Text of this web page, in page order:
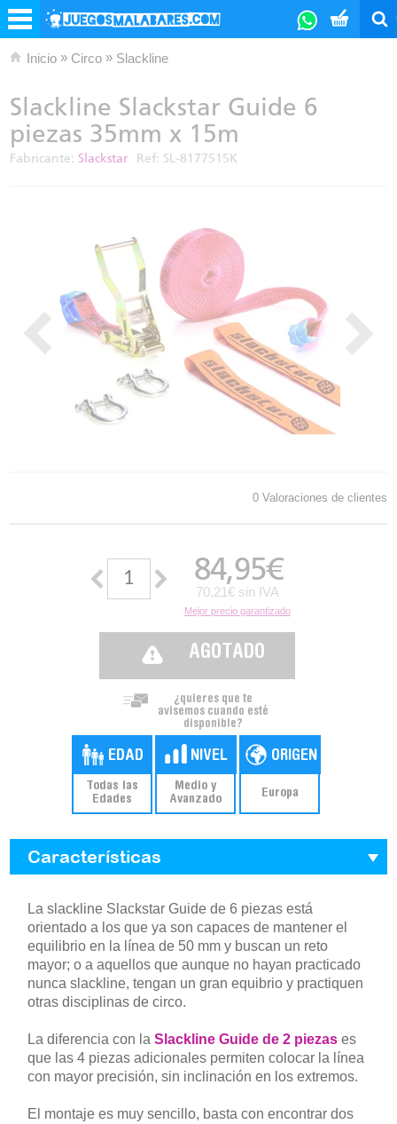
Inicio » Circo » Slackline
Slackline Slackstar Guide 6
piezas 35mm x 15m
Fabricante: Slackstar Ref: SL-8177515K
0 Valoraciones de clientes
84,95€
70,21€ sin IVA
Mejor precio garantizado
AGOTADO
¿quieres que te
avisemos cuando esté
disponible?
Todas las
Edades
Medio y
Avanzado
Europa
Características
La slackline Slackstar Guide de 6 piezas está
orientado a los que ya son capaces de mantener el
equilibrio en la línea de 50 mm y buscan un reto
mayor; o a aquellos que aunque no hayan practicado
nunca slackline, tengan un gran equibrio y practiquen
otras disciplinas de circo.
La diferencia con la Slackline Guide de 2 piezas es
que las 4 piezas adicionales permiten colocar la línea
con mayor precisión, sin inclinación en los extremos.
El montaje es muy sencillo, basta con encontrar dos